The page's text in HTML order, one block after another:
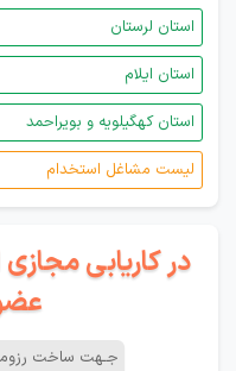
استان لرستان
استان ایلام
استان کهگیلویه و بویراحمد
لیست مشاغل استخدام
در کاریابی مجازی
جـهت ساخت رزومه